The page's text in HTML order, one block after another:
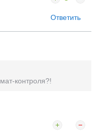
Ответить
контроля?!